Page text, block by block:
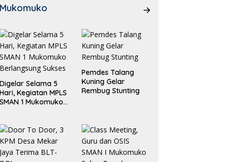
Mukomuko
Digelar Selama 5
Hari, Kegiatan MPLS
SMAN 1 Mukomuko
Pemdes Talang
Kuning Gelar
Rembug Stunting